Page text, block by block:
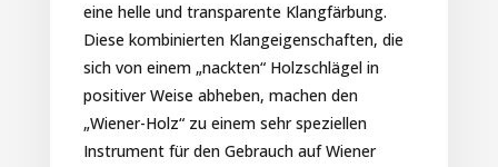
eine helle und transparente Klangfärbung.
Diese kombinierten Klangeigenschaften, die
sich von einem „nackten“ Holzschlägel in
positiver Weise abheben, machen den
„Wiener-Holz“ zu einem sehr speziellen
Instrument für den Gebrauch auf Wiener